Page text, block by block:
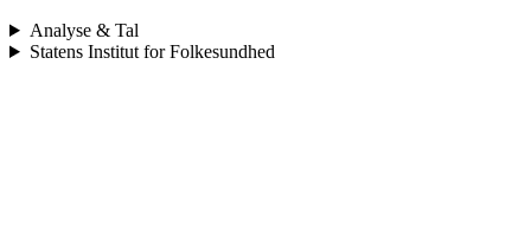
Analyse & Tal
Statens Institut for Folkesundhed